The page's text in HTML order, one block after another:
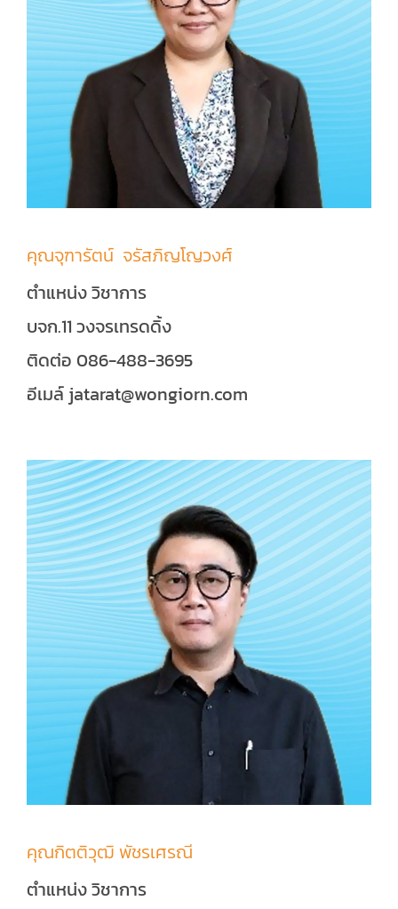
คุณจุฑารัตน์ จรัสภิญโญวงศ์
ตำแหน่ง วิชาการ
บจก.11 วงจรเทรดดิ้ง
ติดต่อ 086-488-3695
อีเมล์ jatarat@wongiorn.com
คุณกิตติวุฒิ พัชรเศรณี
ตำแหน่ง วิชาการ